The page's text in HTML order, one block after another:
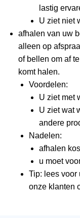
lastig
U ziet niet
afhalen van uw
alleen op
of bellen om af
komt halen.
Voordelen:
U ziet met
U ziet wat
andere
Nadelen:
afhalen
u moet
Tip: lees voor
onze klanten